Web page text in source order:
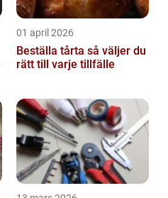
01 april 2026
Beställa tårta så väljer du
rätt till varje tillfälle